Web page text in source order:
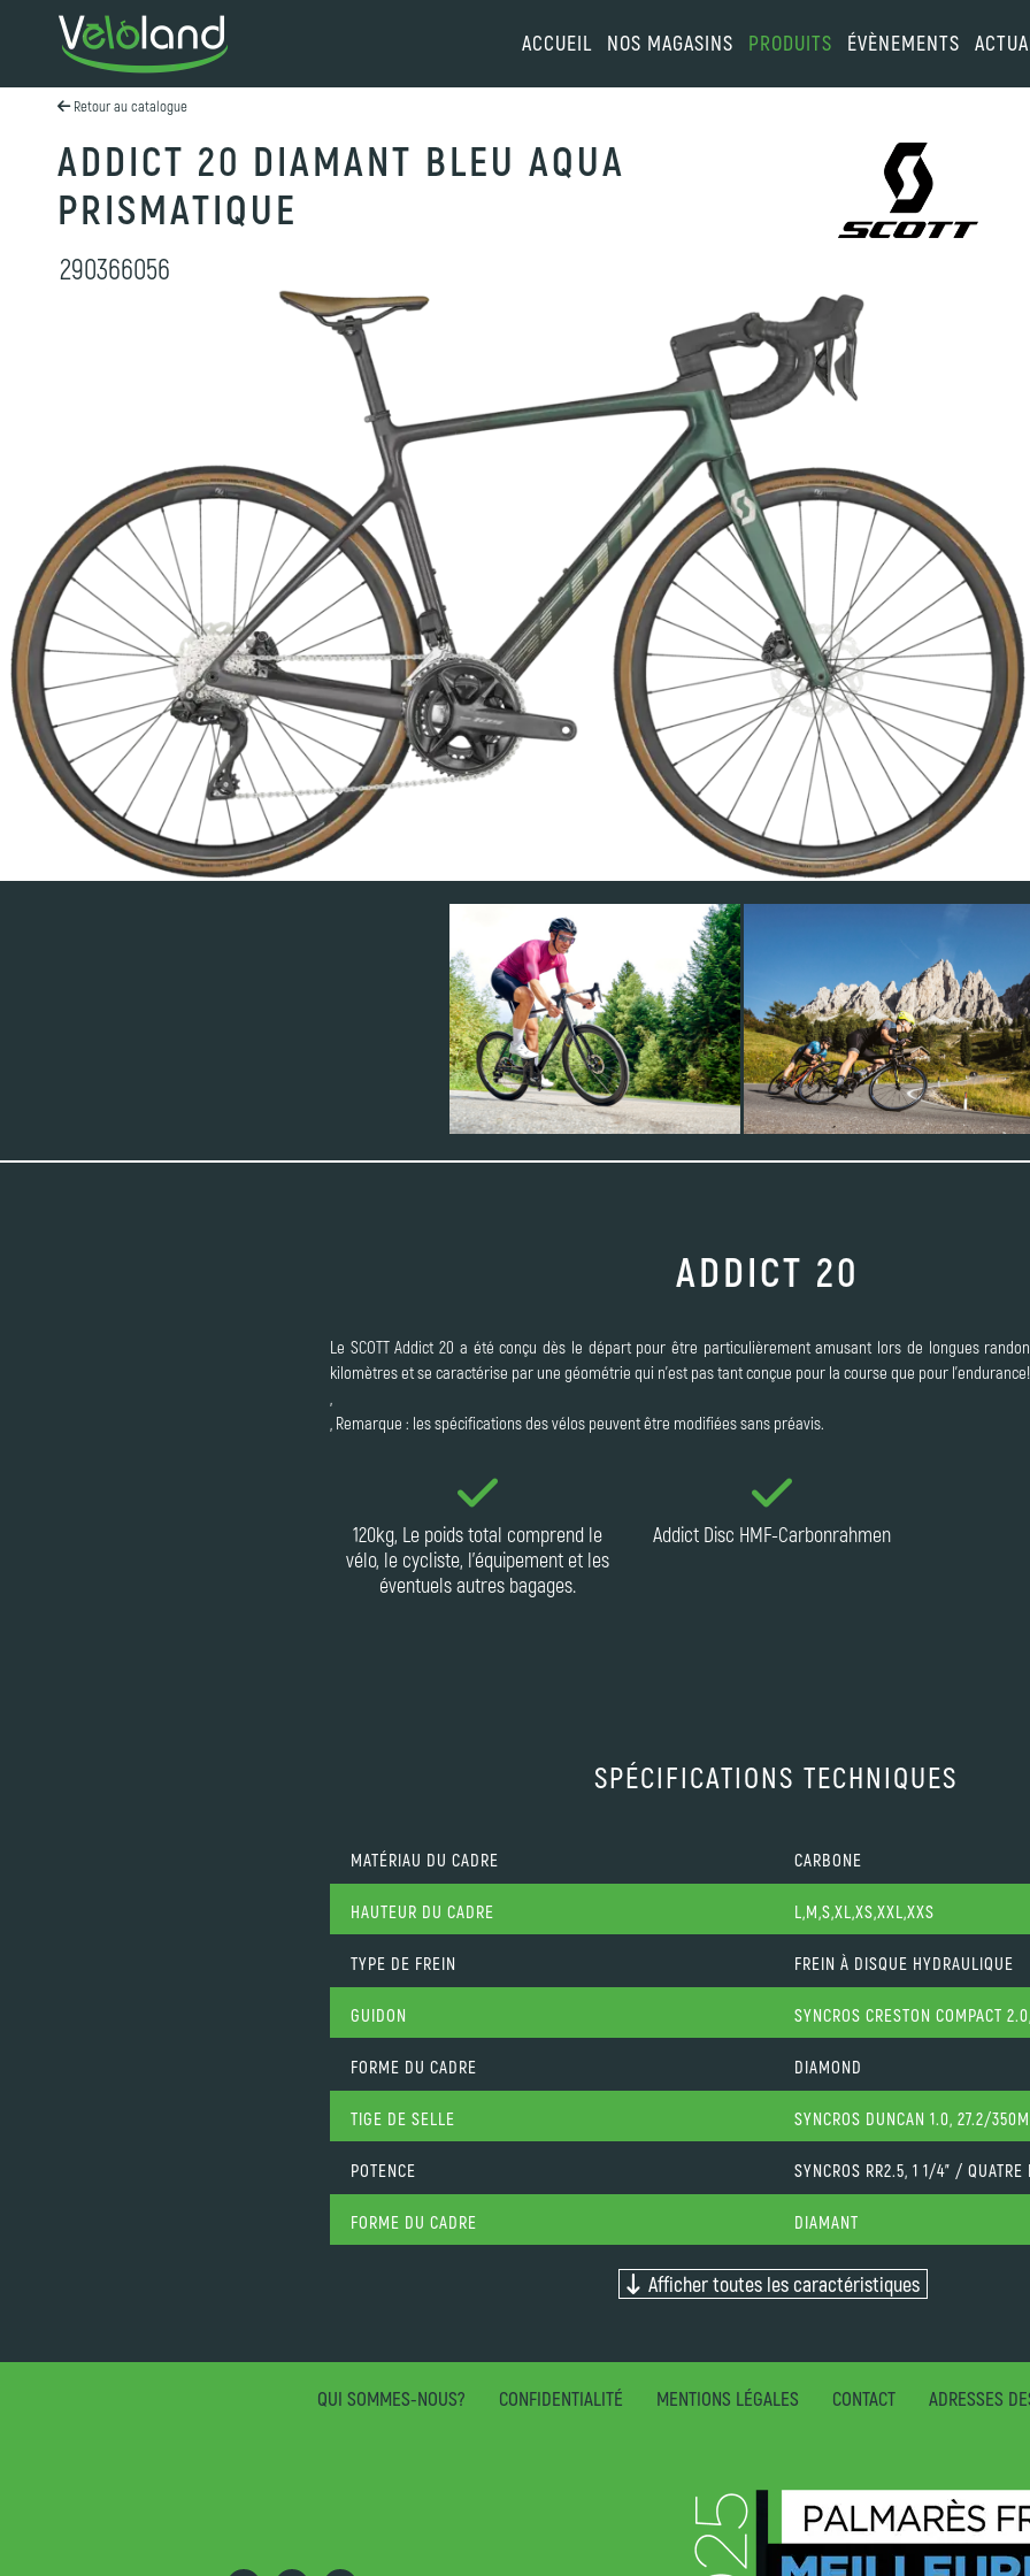
ACCUEIL NOS MAGASINS PRODUITS ÉVÈNEMENTS
Retour au catalogue
ADDICT 20 DIAMANT BLEU AQUA
PRISMATIQUE
290366056
ADDICT 20
Le SCOTT Addict 20 a été conçu dès le départ pour être particulièrement amusant lors de longues
kilomètres et se caractérise par une géométrie qui n'est pas tant conçue pour la course que pour l'endurance!
, Remarque : les spécifications des vélos peuvent être modifiées sans préavis.
120kg, Le poids total comprend le
vélo, le cycliste, l'équipement et les
éventuels autres bagages.
Addict Disc HMF-Carbonrahmen
SPÉCIFICATIONS TECHNIQUES
MATÉRIAU DU CADRE CARBONE
HAUTEUR DU CADRE L,M,S,XL,XS,XXL,XXS
TYPE DE FREIN FREIN À DISQUE HYDRAULIQUE
GUIDON SYNCROS CRESTON COMPACT
FORME DU CADRE DIAMOND
TIGE DE SELLE SYNCROS DUNCAN 1.0, 27.2/
POTENCE SYNCROS RR2.5, 1 1/4" / QUATRE
FORME DU CADRE DIAMANT
Afficher toutes les caractéristiques
QUI SOMMES-NOUS? CONFIDENTIALITÉ MENTIONS LÉGALES CONTACT ADRESSES